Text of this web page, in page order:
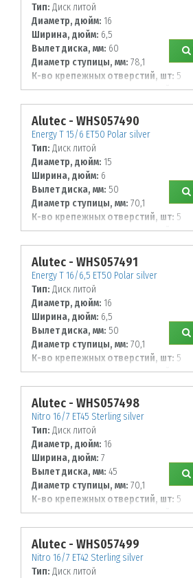
Тип: Диск литой
Диаметр, дюйм: 16
Ширина, дюйм: 6,5
Вылет диска, мм: 60
Диаметр ступицы, мм: 78,1
К-во крепежных отверстий, шт: 5
Диаметр располож. отверстий, мм:
130
Alutec - WHS057490
Energy T 15/6 ET50 Polar silver
Тип: Диск литой
Диаметр, дюйм: 15
Ширина, дюйм: 6
Вылет диска, мм: 50
Диаметр ступицы, мм: 70,1
К-во крепежных отверстий, шт: 5
Диаметр располож. отверстий, мм:
112
Alutec - WHS057491
Energy T 16/6,5 ET50 Polar silver
Тип: Диск литой
Диаметр, дюйм: 16
Ширина, дюйм: 6,5
Вылет диска, мм: 50
Диаметр ступицы, мм: 70,1
К-во крепежных отверстий, шт: 5
Диаметр располож. отверстий, мм:
112
Alutec - WHS057498
Nitro 16/7 ET45 Sterling silver
Тип: Диск литой
Диаметр, дюйм: 16
Ширина, дюйм: 7
Вылет диска, мм: 45
Диаметр ступицы, мм: 70,1
К-во крепежных отверстий, шт: 5
Диаметр располож. отверстий, мм:
112
Alutec - WHS057499
Nitro 16/7 ET42 Sterling silver
Тип: Диск литой